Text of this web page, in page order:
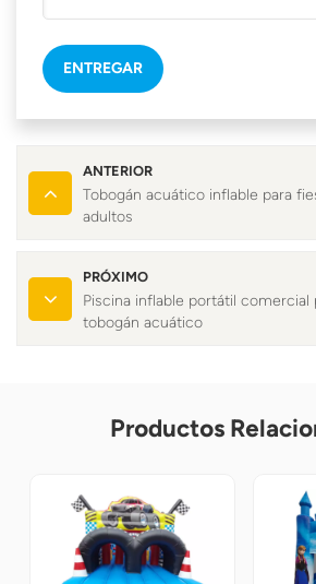
ENTREGAR
ANTERIOR
Tobogán acuático inflable para
adultos
PRÓXIMO
Piscina inflable portátil comercial
tobogán acuático
Productos